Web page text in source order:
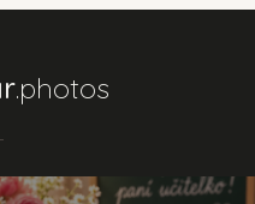
.photos